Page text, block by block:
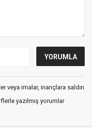
veya imalar, inançlara saldırı
yazılmış yorumlar